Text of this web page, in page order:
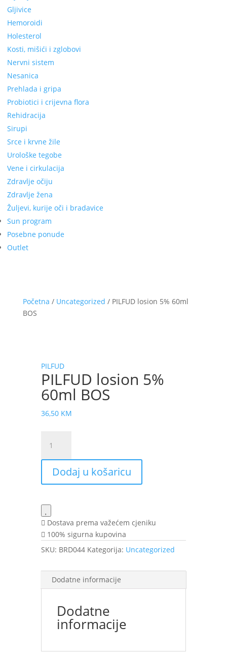
Gljivice
Hemoroidi
Holesterol
Kosti, mišići i zglobovi
Nervni sistem
Nesanica
Prehlada i gripa
Probiotici i crijevna flora
Rehidracija
Sirupi
Srce i krvne žile
Urološke tegobe
Vene i cirkulacija
Zdravlje očiju
Zdravlje žena
Žuljevi, kurije oči i bradavice
Sun program
Posebne ponude
Outlet
Početna / Uncategorized / PILFUD losion 5% 60ml
BOS
PILFUD
PILFUD losion 5%
60ml BOS
36,50 KM
losion
5%
60ml
BOS
Dodaj u košaricu
Dostava prema važećem cjeniku
100% sigurna kupovina
SKU: BRD044 Kategorija: Uncategorized
Dodatne informacije
Dodatne
informacije